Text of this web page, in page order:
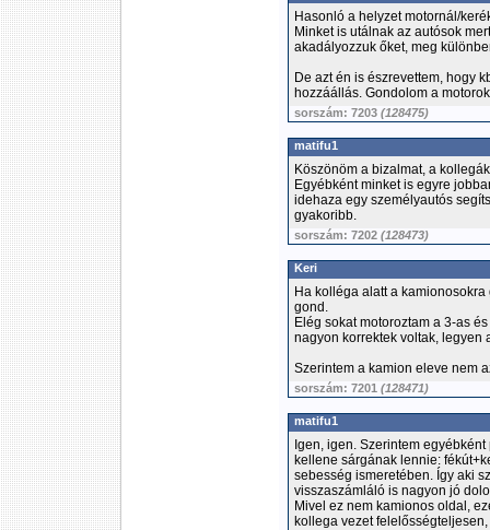
Hasonló a helyzet motornál/
Minket is utálnak az autósok
akadályozzuk őket, meg
De azt én is észrevettem, hogy
hozzáállás. Gondolom a
sorszám: 7203 (128475)
matifu1
Köszönöm a bizalmat, a
Egyébként minket is egyre
idehaza egy személyautós
gyakoribb.
sorszám: 7202 (128473)
Keri
Ha kolléga alatt a
gond.
Elég sokat motoroztam a 3-as
nagyon korrektek voltak, legyen
Szerintem a kamion eleve nem
sorszám: 7201 (128471)
matifu1
Igen, igen. Szerintem
kellene sárgának lennie:
sebesség ismeretében. Így aki
visszaszámláló is nagyon jó
Mivel ez nem kamionos oldal,
kollega vezet